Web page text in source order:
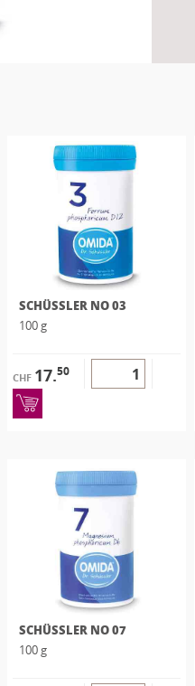
SCHÜSSLER NO 03
100 g
CHF 17.50
SCHÜSSLER NO 07
100 g